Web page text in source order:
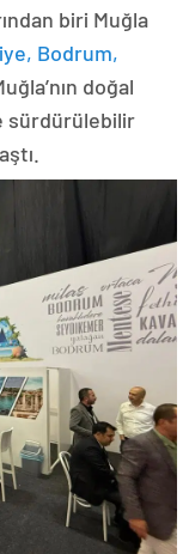
biri Muğla
Bodrum,
doğal
sürdürülebilir